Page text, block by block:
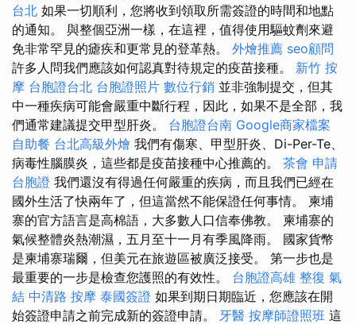
台北 如果一切順利，您將收到領取所需簽證的時間和地點
的通知。 與整個亞洲一樣，在這裡，值得使用驅蚊劑來避
免非常罕見的瘧疾和更常見的登革熱。 外燴推薦 seo顧問
許多人問我們應該如何認真對待規定的疫苗接種。 新竹 按
摩 台胞證台北 台胞證照片 數位行銷 並非強制提交，但其
中一種疾病可能會嚴重中斷行程，因此，如果不是全部，我
們通常建議提交甲型肝炎。 台胞證台南 Google商家檔案
自助餐 台北高級外燴 我們有傷寒、甲型肝炎、Di-Per-Te、
病毒性腦膜炎，這些都是疫苗接種中心推薦的。 茶會 申請
台胞證 我們還沒有得過任何嚴重的疾病，而且我們已經在
國外生活了快兩年了，但這當然不能保證任何事情。 柬埔
寨的官方語言是高棉語，大多數人口信奉佛教。 柬埔寨的
氣候整體炎熱潮濕，五月至十一月有季風降雨。 國家貨幣
是柬埔寨瑞爾，但美元在旅遊區被廣泛接受。 第一步也是
最重要的一步是檢查您護照的有效性。 台胞證高雄 整復 氣
結 中清路 按摩 泰國簽證 如果到期日期臨近，您應該在開
始簽證申請之前完成新的簽證申請。 牙醫 按摩師證照班 這